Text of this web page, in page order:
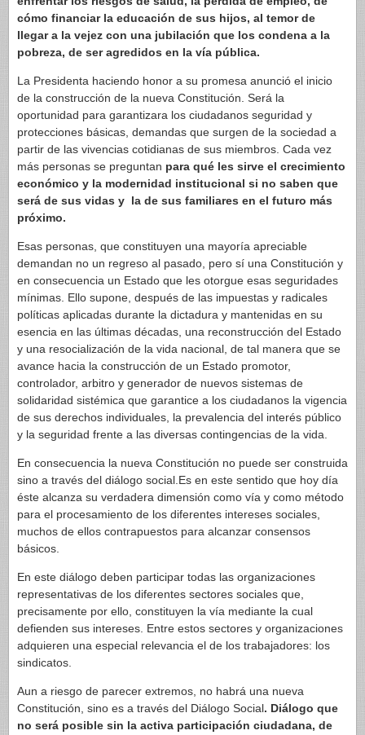
cómo financiar la educación de sus hijos, al temor de
llegar a la vejez con una jubilación que los condena a la
pobreza, de ser agredidos en la vía pública.
La Presidenta haciendo honor a su promesa anunció el inicio
de la construcción de la nueva Constitución. Será la
oportunidad para garantizara los ciudadanos seguridad y
protecciones básicas, demandas que surgen de la sociedad a
partir de las vivencias cotidianas de sus miembros. Cada vez
más personas se preguntan para qué les sirve el crecimiento
económico y la modernidad institucional si no saben que
será de sus vidas y la de sus familiares en el futuro más
próximo.
Esas personas, que constituyen una mayoría apreciable
demandan no un regreso al pasado, pero sí una Constitución y
en consecuencia un Estado que les otorgue esas seguridades
mínimas. Ello supone, después de las impuestas y radicales
políticas aplicadas durante la dictadura y mantenidas en su
esencia en las últimas décadas, una reconstrucción del Estado
y una resocialización de la vida nacional, de tal manera que se
avance hacia la construcción de un Estado promotor,
controlador, arbitro y generador de nuevos sistemas de
solidaridad sistémica que garantice a los ciudadanos la vigencia
de sus derechos individuales, la prevalencia del interés público
y la seguridad frente a las diversas contingencias de la vida.
En consecuencia la nueva Constitución no puede ser construida
sino a través del diálogo social.Es en este sentido que hoy día
éste alcanza su verdadera dimensión como vía y como método
para el procesamiento de los diferentes intereses sociales,
muchos de ellos contrapuestos para alcanzar consensos
básicos.
En este diálogo deben participar todas las organizaciones
representativas de los diferentes sectores sociales que,
precisamente por ello, constituyen la vía mediante la cual
defienden sus intereses. Entre estos sectores y organizaciones
adquieren una especial relevancia el de los trabajadores: los
sindicatos.
Aun a riesgo de parecer extremos, no habrá una nueva
Constitución, sino es a través del Diálogo Social. Diálogo que
no será posible sin la activa participación ciudadana, de